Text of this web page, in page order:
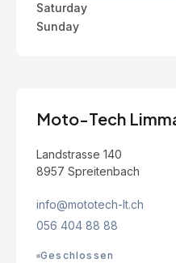
Saturday
Sunday
Moto-Tech
Landstrasse 140
8957 Spreitenbach
info@mototech-lt.ch
056 404 88 88
Geschlossen